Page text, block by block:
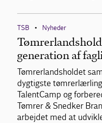
TSB • Nyheder
generation af
Tømrerlandsholdet
dygtigste
TalentCamp og
Tømrer & Snedker
arbejdet med at